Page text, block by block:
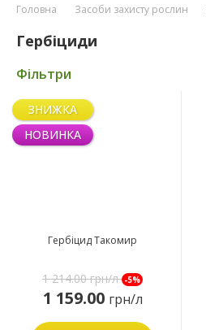
Головна Засоби захисту рослин
Гербіциди
Фільтри
ЗНИЖКА
НОВИНКА
Гербіцид Такомир
1 214.00грн/л -5%
1 159.00 грн/л